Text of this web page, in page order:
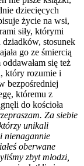
dziecięcych
życie na wsi,
siły, którymi
dziadków, stosunek
go ze śmiercią
się też
który rozumie i
bezpośredniej
któremu z
do kościoła
Za siebie
unikali
nienagannie
oberwane
zbyt młodzi,